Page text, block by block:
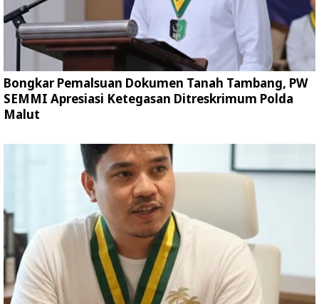
Bongkar Pemalsuan Dokumen Tanah Tambang, PW
SEMMI Apresiasi Ketegasan Ditreskrimum Polda
Malut